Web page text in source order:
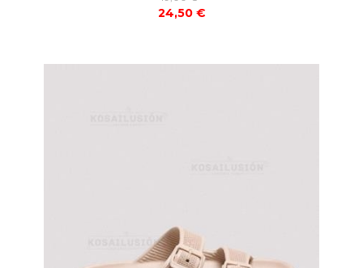
24,50 €